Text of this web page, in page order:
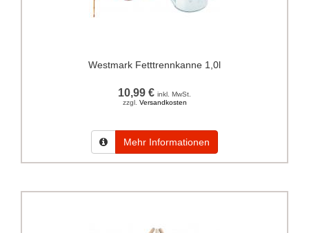
Westmark Fetttrennkanne 1,0l
10,99 € inkl. MwSt.
zzgl. Versandkosten
Mehr Informationen